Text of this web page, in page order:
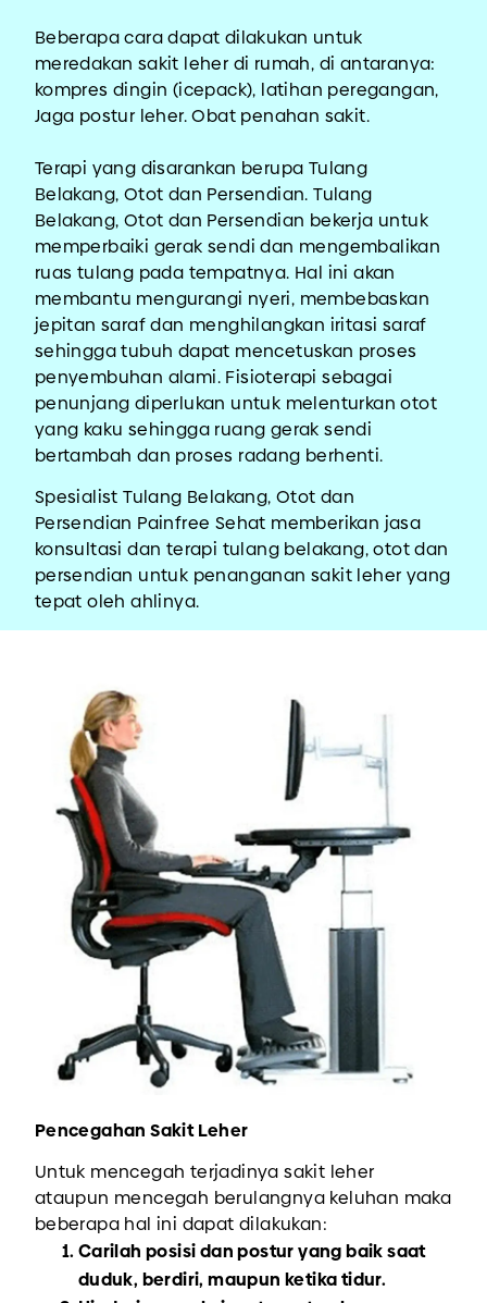
Beberapa cara dapat dilakukan untuk
meredakan sakit leher di rumah, di antaranya:
kompres dingin (icepack), latihan peregangan,
Jaga postur leher. Obat penahan sakit.
Terapi yang disarankan berupa Tulang
Belakang, Otot dan Persendian. Tulang
Belakang, Otot dan Persendian bekerja untuk
memperbaiki gerak sendi dan mengembalikan
ruas tulang pada tempatnya. Hal ini akan
membantu mengurangi nyeri, membebaskan
jepitan saraf dan menghilangkan iritasi saraf
sehingga tubuh dapat mencetuskan proses
penyembuhan alami. Fisioterapi sebagai
penunjang diperlukan untuk melenturkan otot
yang kaku sehingga ruang gerak sendi
bertambah dan proses radang berhenti.
Spesialist Tulang Belakang, Otot dan
Persendian Painfree Sehat memberikan jasa
konsultasi dan terapi tulang belakang, otot dan
persendian untuk penanganan sakit leher yang
tepat oleh ahlinya.
Pencegahan Sakit Leher
Untuk mencegah terjadinya sakit leher
ataupun mencegah berulangnya keluhan maka
beberapa hal ini dapat dilakukan:
Carilah posisi dan postur yang baik saat
duduk, berdiri, maupun ketika tidur.